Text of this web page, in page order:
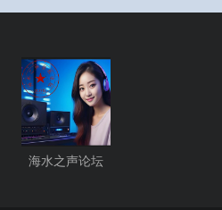
海水之声论坛